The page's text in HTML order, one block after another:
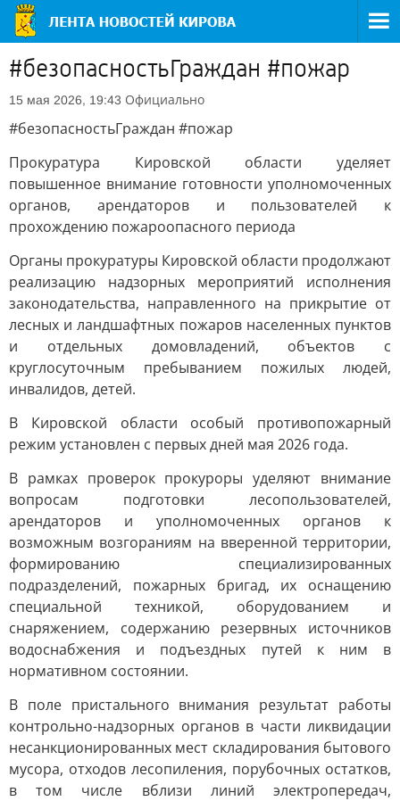
#безопасностьГраждан #пожар
15 мая 2026, 19:43 Официально
#безопасностьГраждан #пожар
Прокуратура Кировской области уделяет
повышенное внимание готовности уполномоченных
органов, арендаторов и пользователей к
прохождению пожароопасного периода
Органы прокуратуры Кировской области продолжают
реализацию надзорных мероприятий исполнения
законодательства, направленного на прикрытие от
лесных и ландшафтных пожаров населенных пунктов
и отдельных домовладений, объектов с
круглосуточным пребыванием пожилых людей,
инвалидов, детей.
В Кировской области особый противопожарный
режим установлен с первых дней мая 2026 года.
В рамках проверок прокуроры уделяют внимание
вопросам подготовки лесопользователей,
арендаторов и уполномоченных органов к
возможным возгораниям на вверенной территории,
формированию специализированных
подразделений, пожарных бригад, их оснащению
специальной техникой, оборудованием и
снаряжением, содержанию резервных источников
водоснабжения и подъездных путей к ним в
нормативном состоянии.
В поле пристального внимания результат работы
контрольно-надзорных органов в части ликвидации
несанкционированных мест складирования бытового
мусора, отходов лесопиления, порубочных остатков,
в том числе вблизи линий электропередач,